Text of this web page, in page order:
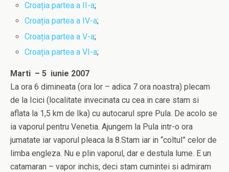
Croația partea a II-a;
Croația partea a IV-a;
Croația partea a V-a;
Croația partea a VI-a;
Marti – 5 iunie 2007
La ora 6 dimineata (ora lor – adica 7 ora noastra) plecam
de la Icici (localitate invecinata cu cea in care stam si
aflata la 1,5 km de Ika) cu autocarul spre Pula. De acolo se
ia vaporul pentru Venetia. Ajungem la Pula intr-o ora
jumatate iar vaporul pleaca la 8.Stam iar in “coltul” celor de
limba engleza. Nu e plin vaporul, dar e destula lume. E un
catamaran – vapor inchis, deci stam cumintei si admiram